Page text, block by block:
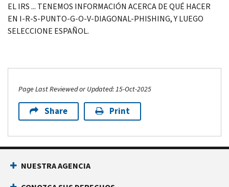
EL IRS ... TENEMOS INFORMACIÓN ACERCA DE QUÉ HACER
EN I-R-S-PUNTO-G-O-V-DIAGONAL-PHISHING, Y LUEGO
SELECCIONE ESPAÑOL.
Page Last Reviewed or Updated: 15-Oct-2025
Share Print
NUESTRA AGENCIA